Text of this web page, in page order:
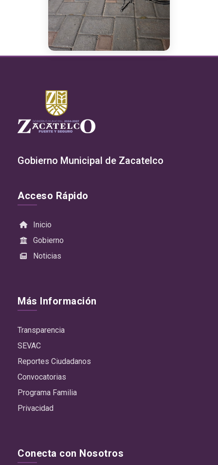
Gobierno Municipal de Zacatelco
Acceso Rápido
Inicio
Gobierno
Noticias
Más Información
Transparencia
SEVAC
Reportes Ciudadanos
Convocatorias
Programa Familia
Privacidad
Conecta con Nosotros